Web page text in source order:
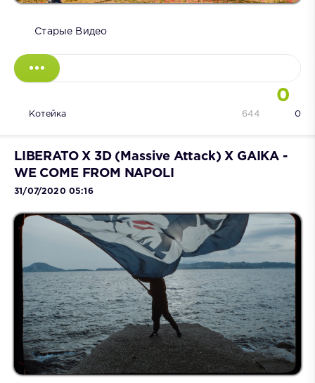
Старые Видео
0
Котейка 0
644
LIBERATO X 3D (Massive Attack) X GAIKA -
WE COME FROM NAPOLI
31/07/2020 05:16